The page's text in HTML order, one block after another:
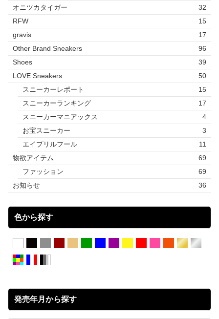
オニツカタイガー
32
RFW
15
gravis
17
Other Brand Sneakers
96
Shoes
39
LOVE Sneakers
50
スニーカーレポート
15
スニーカーランキング
17
スニーカーマニアックス
4
お宝スニーカー
3
エイプリルフール
11
物欲アイテム
69
ファッション
69
お知らせ
36
色から探す
発売年月から探す